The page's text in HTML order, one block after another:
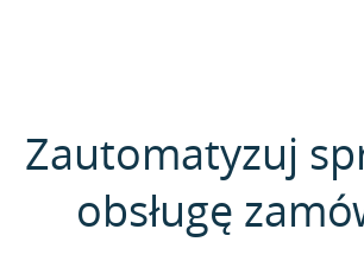
Zautomatyzuj
obsługę